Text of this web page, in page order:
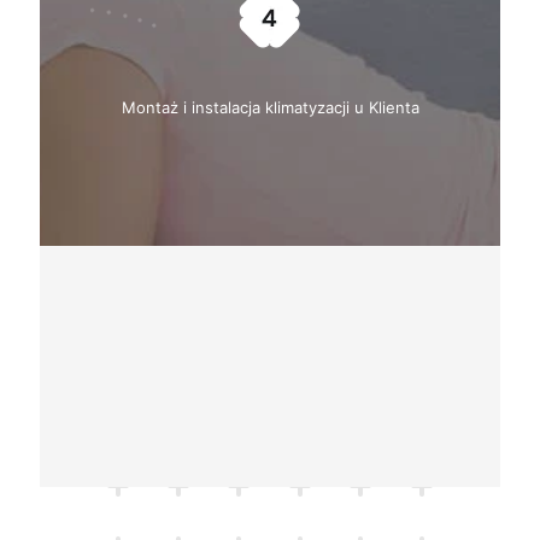
Montaż i instalacja klimatyzacji u Klienta